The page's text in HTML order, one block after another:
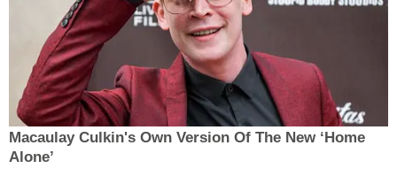
Macaulay Culkin's Own Version Of The New ‘Home
Alone’